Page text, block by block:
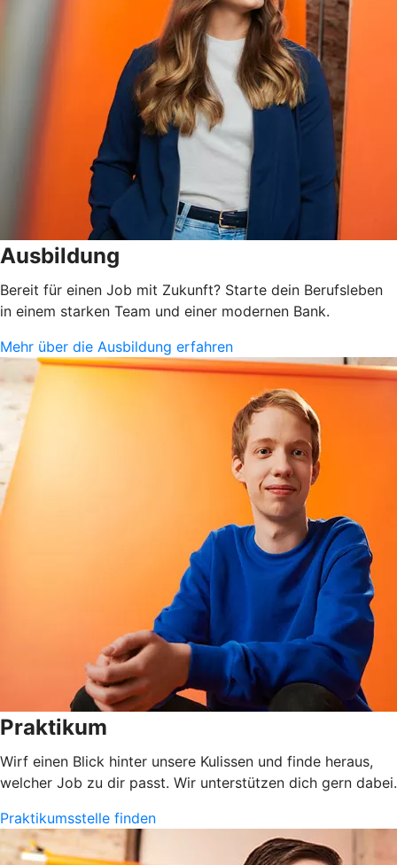
Ausbildung
Bereit für einen Job mit Zukunft? Starte dein Berufsleben
in einem starken Team und einer modernen Bank.
Mehr über die Ausbildung erfahren
Praktikum
Wirf einen Blick hinter unsere Kulissen und finde heraus,
welcher Job zu dir passt. Wir unterstützen dich gern dabei.
Praktikumsstelle finden